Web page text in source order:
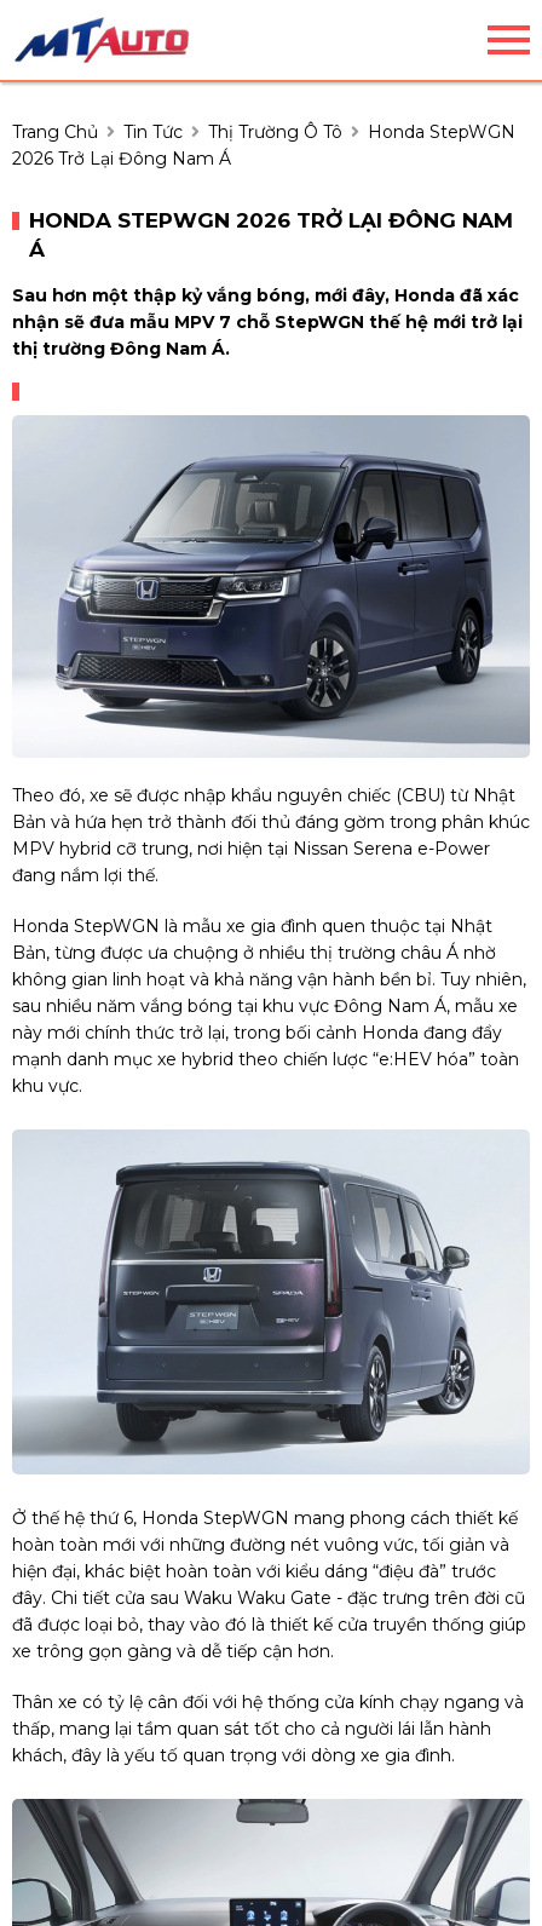
Trang Chủ Tin Tức Thị Trường Ô Tô
Honda StepWGN
2026 Trở Lại Đông Nam Á
HONDA STEPWGN 2026 TRỞ LẠI ĐÔNG NAM
Á
Sau hơn một thập kỷ vắng bóng, mới đây, Honda đã xác
nhận sẽ đưa mẫu MPV 7 chỗ StepWGN thế hệ mới trở lại
thị trường Đông Nam Á.
Theo đó, xe sẽ được nhập khẩu nguyên chiếc (CBU) từ Nhật
Bản và hứa hẹn trở thành đối thủ đáng gờm trong phân khúc
MPV hybrid cỡ trung, nơi hiện tại Nissan Serena e-Power
đang nắm lợi thế.
Honda StepWGN là mẫu xe gia đình quen thuộc tại Nhật
Bản, từng được ưa chuộng ở nhiều thị trường châu Á nhờ
không gian linh hoạt và khả năng vận hành bền bỉ. Tuy nhiên,
sau nhiều năm vắng bóng tại khu vực Đông Nam Á, mẫu xe
này mới chính thức trở lại, trong bối cảnh Honda đang đẩy
mạnh danh mục xe hybrid theo chiến lược “e:HEV hóa” toàn
khu vực.
Ở thế hệ thứ 6, Honda StepWGN mang phong cách thiết kế
hoàn toàn mới với những đường nét vuông vức, tối giản và
hiện đại, khác biệt hoàn toàn với kiểu dáng “điệu đà” trước
đây. Chi tiết cửa sau Waku Waku Gate - đặc trưng trên đời cũ
đã được loại bỏ, thay vào đó là thiết kế cửa truyền thống giúp
xe trông gọn gàng và dễ tiếp cận hơn.
Thân xe có tỷ lệ cân đối với hệ thống cửa kính chạy ngang và
thấp, mang lại tầm quan sát tốt cho cả người lái lẫn hành
khách, đây là yếu tố quan trọng với dòng xe gia đình.